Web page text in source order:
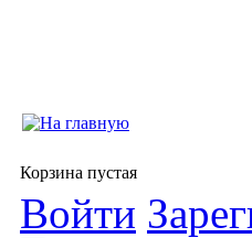
Корзина пустая
Войти